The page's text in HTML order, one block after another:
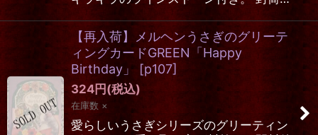
【再入荷】メルヘンうさぎのグリーテ
ィングカードGREEN「Happy
Birthday」 [p107]
324円 (税込)
在庫数 ×
愛らしいうさぎシリーズのグリーティン